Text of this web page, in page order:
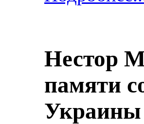
Нестор
памяти
Украины